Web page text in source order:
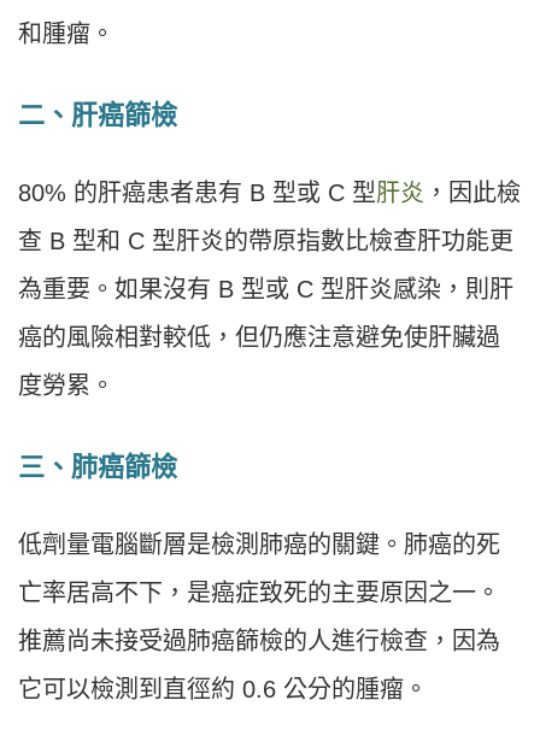
和腫瘤。
二、 肝癌篩檢
80% 的肝癌患者患有 B 型或 C 型肝炎 ，因此檢
查 B 型和 C 型肝炎的帶原指數比檢查肝功能更
為重要。如果沒有 B 型或 C 型肝炎感染，則肝
癌的風險相對較低，但仍應注意避免使肝臟過
度勞累。
三、 肺癌篩檢
低劑量電腦斷層是檢測肺癌的關鍵。肺癌的死
亡率居高不下，是癌症致死的主要原因之一。
推薦尚未接受過肺癌篩檢的人進行檢查，因為
它可以檢測到直徑約 0.6 公分的腫瘤。